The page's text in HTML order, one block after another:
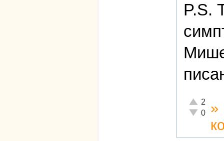
P.S.
Отлично!
2
0
»